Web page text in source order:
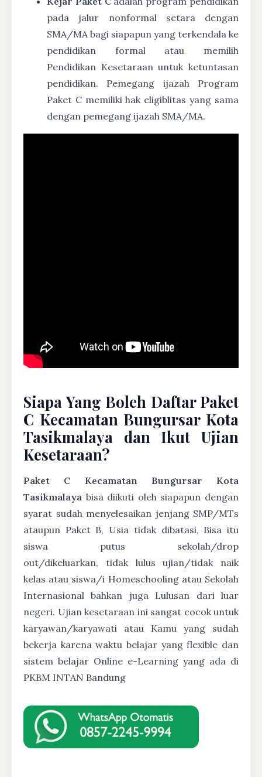
pada jalur nonformal setara dengan
SMA/MA bagi siapapun yang terkendala ke
pendidikan formal atau memilih
Pendidikan Kesetaraan untuk ketuntasan
pendidikan. Pemegang ijazah Program
Paket C memiliki hak eligiblitas yang sama
dengan pemegang ijazah SMA/MA.
Siapa Yang Boleh Daftar Paket
C Kecamatan Bungursar Kota
Tasikmalaya dan Ikut Ujian
Kesetaraan?
Paket C Kecamatan Bungursar Kota
Tasikmalaya bisa diikuti oleh siapapun dengan
syarat sudah menyelesaikan jenjang SMP/MTs
ataupun Paket B, Usia tidak dibatasi, Bisa itu
siswa putus sekolah/drop
out/dikeluarkan, tidak lulus ujian/tidak naik
kelas atau siswa/i Homeschooling atau Sekolah
Internasional bahkan juga Lulusan dari luar
negeri. Ujian kesetaraan ini sangat cocok untuk
karyawan/karyawati atau Kamu yang sudah
bekerja karena waktu belajar yang flexible dan
sistem belajar Online e-Learning yang ada di
PKBM INTAN Bandung